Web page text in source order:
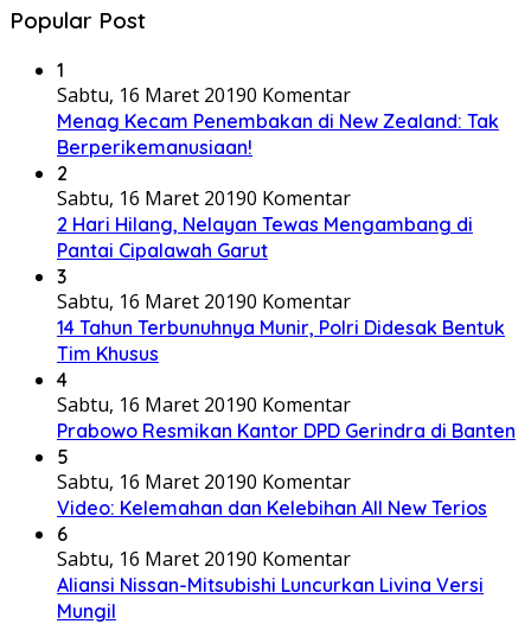
Popular Post
1
Sabtu, 16 Maret 20190 Komentar
Menag Kecam Penembakan di New Zealand: Tak
Berperikemanusiaan!
2
Sabtu, 16 Maret 20190 Komentar
2 Hari Hilang, Nelayan Tewas Mengambang di
Pantai Cipalawah Garut
3
Sabtu, 16 Maret 20190 Komentar
14 Tahun Terbunuhnya Munir, Polri Didesak Bentuk
Tim Khusus
4
Sabtu, 16 Maret 20190 Komentar
Prabowo Resmikan Kantor DPD Gerindra di Banten
5
Sabtu, 16 Maret 20190 Komentar
Video: Kelemahan dan Kelebihan All New Terios
6
Sabtu, 16 Maret 20190 Komentar
Aliansi Nissan-Mitsubishi Luncurkan Livina Versi
Mungil